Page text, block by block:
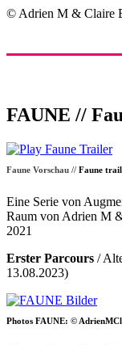
© Adrien M & Claire
FAUNE //
Faune Vorschau // Faune
Eine Serie von
Raum von Adrien M
2021
Erster Parcours /
13.08.2023)
Photos FAUNE: ©